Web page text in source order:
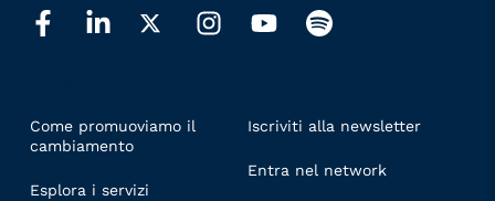
Come promuoviamo il
cambiamento
Esplora i servizi
Iscriviti alla newsletter
Entra nel network